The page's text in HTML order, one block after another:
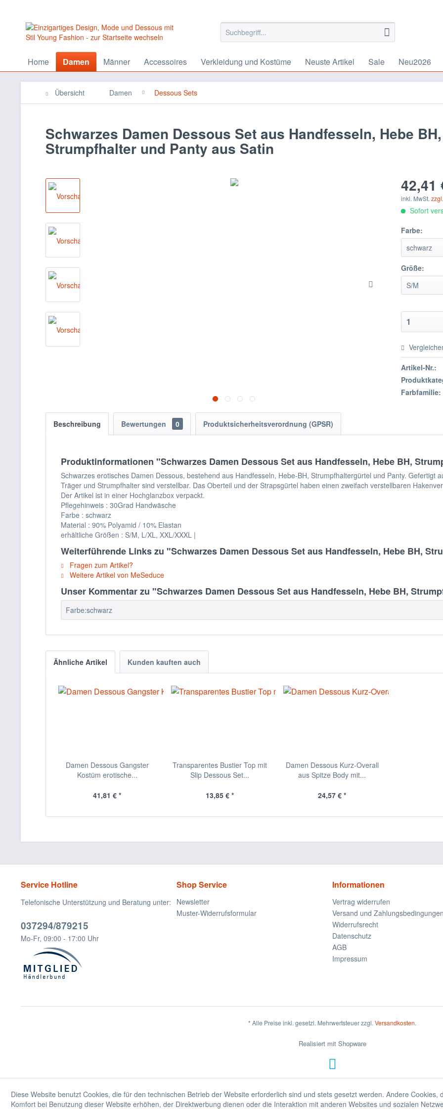
Home Damen Männer Accessoires Verkleidung und Kostüme Neuste Artikel Sale Neu2026
Übersicht Damen Dessous Sets
Schwarzes Damen Dessous Set aus Handfesseln, Hebe BH,
Strumpfhalter und Panty aus Satin
42,41
inkl. MwSt.
Sofort
Farbe:
Größe:
Artikel-Nr.:
Farbfamilie:
Beschreibung Bewertungen 0 Produktsicherheitsverordnung (GPSR)
Produktinformationen "Schwarzes Damen Dessous Set aus Handfesseln, Hebe BH,
Schwarzes erotisches Damen Dessous, bestehend aus Handfesseln, Hebe-BH, Strumpfhaltergürtel und Panty. Gefertigt
Träger und Strumpfhalter sind verstellbar. Das Oberteil und der Strapsgürtel haben einen zweifach verstellbaren
Der Artikel ist in einer Hochglanzbox verpackt.
Pflegehinweis : 30Grad Handwäsche
Farbe : schwarz
Material : 90% Polyamid / 10% Elastan
erhältliche Größen : S/M, L/XL, XXL/XXXL |
Weiterführende Links zu "Schwarzes Damen Dessous Set aus Handfesseln, Hebe BH,
Fragen zum Artikel?
Weitere Artikel von MeSeduce
Unser Kommentar zu "Schwarzes Damen Dessous Set aus Handfesseln, Hebe BH,
Farbe:schwarz
Ähnliche Artikel Kunden kauften auch
Damen Dessous Gangster
Kostüm erotische...
41,81 € *
Transparentes Bustier Top mit
Slip Dessous Set...
13,85 € *
Damen Dessous Kurz-Overall
aus Spitze Body mit...
24,57 € *
Service Hotline
Telefonische Unterstützung und Beratung unter:
037294/879215
Mo-Fr, 09:00 - 17:00 Uhr
Shop Service
Newsletter
Muster-Widerrufsformular
Informationen
Vertrag widerrufen
Versand und Zahlungsbedingungen
Widerrufsrecht
Datenschutz
AGB
Impressum
* Alle Preise inkl. gesetzl. Mehrwertsteuer zzgl. Versandkosten.
Realisiert mit Shopware
Diese Website benutzt Cookies, die für den technischen Betrieb der Website erforderlich sind und stets gesetzt werden. Andere Cookies,
Komfort bei Benutzung dieser Website erhöhen, der Direktwerbung dienen oder die Interaktion mit anderen Websites und sozialen